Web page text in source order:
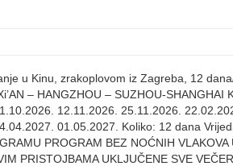
u Kinu, zrakoplovom iz Zagreba, 12
– HANGZHOU – SUZHOU-SHANGHAI
12.11.2026. 25.11.2026.
01.05.2027. Koliko: 12 dana
PROGRAM BEZ NOĆNIH VLAKOVA
PRISTOJBAMA UKLJUČENE SVE